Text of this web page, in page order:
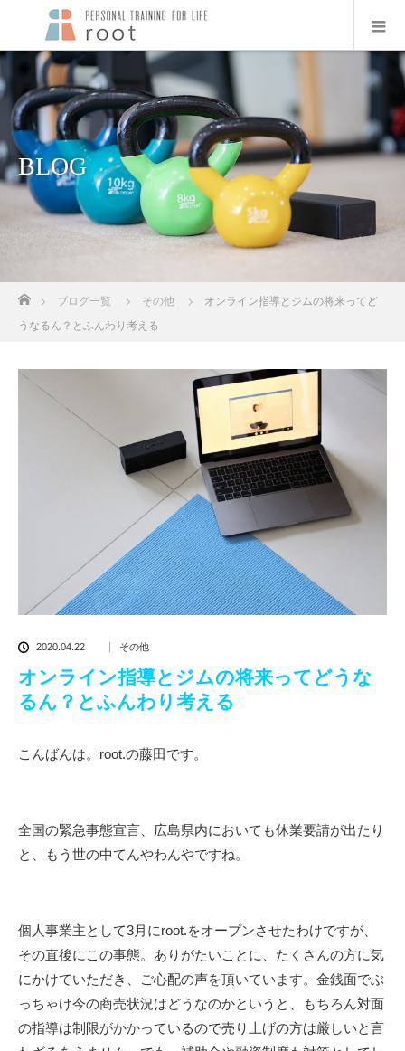
BLOG
ブログ一覧 その他
オンライン指導とジムの将来ってど
うなるん？とふんわり考える
2020.04.22 その他
オンライン指導とジムの将来ってどうな
るん？とふんわり考える
こんばんは。root.の藤田です。
全国の緊急事態宣言、広島県内においても休業要請が出たり
と、もう世の中てんやわんやですね。
個人事業主として3月にroot.をオープンさせたわけですが、
その直後にこの事態。ありがたいことに、たくさんの方に気
にかけていただき、ご心配の声を頂いています。金銭面でぶ
っちゃけ今の商売状況はどうなのかというと、もちろん対面
の指導は制限がかかっているので売り上げの方は厳しいと言